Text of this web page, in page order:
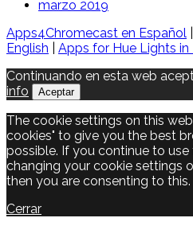
marzo 2019
Apps4Chromecast en Español
English
Apps for Hue Lights in
Continuando en esta web
info
Aceptar
The cookie settings on this
cookies" to give you the best
possible. If you continue to
changing your cookie settings
then you are consenting to this.
Cerrar